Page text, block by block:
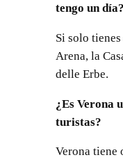
tengo un día?
Si solo
Arena, la
delle Erbe.
¿Es Verona
turistas?
Verona tiene